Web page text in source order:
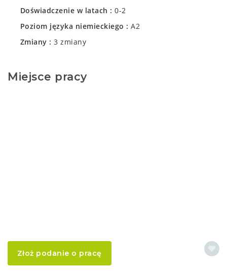
Doświadczenie w latach
0-2
Poziom języka niemieckiego
A2
Zmiany
3 zmiany
Miejsce pracy
Złoż podanie o pracę